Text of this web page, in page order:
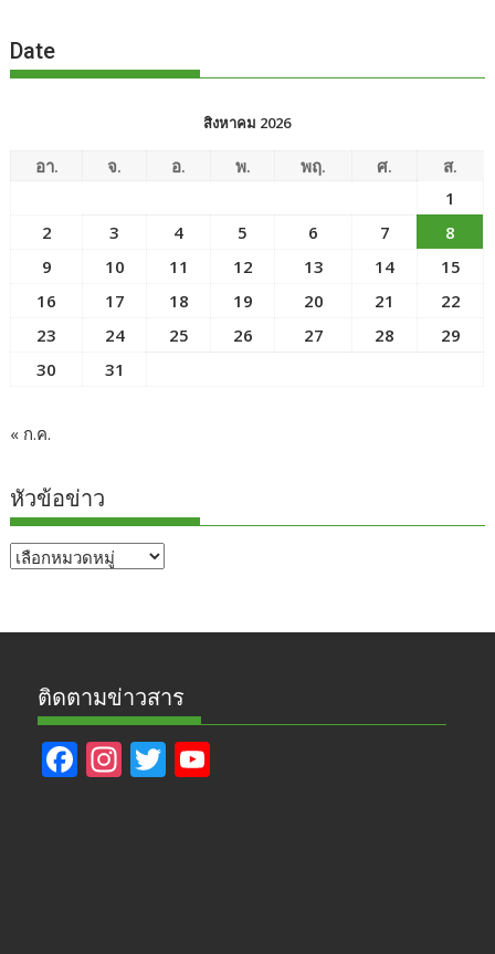
Date
สิงหาคม 2026
อา. จ. อ. พ. พฤ. ศ.
ส.
1
2
3 4 5 6 7
8
9
10 11 12 13 14
15
16
17 18 19 20 21
22
23
24 25 26 27 28
29
30
31
« ก.ค.
หัวข้อข่าว
หัวข้อ
ติดตามข่าวสาร
F In T